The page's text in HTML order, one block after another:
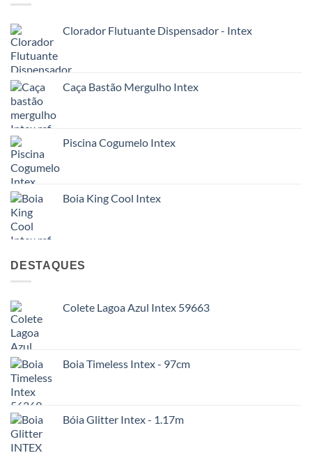
Clorador Flutuante Dispensador - Intex
Caça Bastão Mergulho Intex
Piscina Cogumelo Intex
Boia King Cool Intex
DESTAQUES
Colete Lagoa Azul Intex 59663
Boia Timeless Intex - 97cm
Bóia Glitter Intex - 1.17m